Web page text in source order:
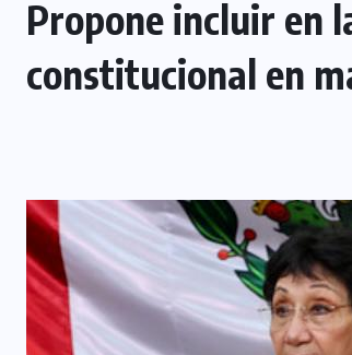
Propone incluir en
constitucional en